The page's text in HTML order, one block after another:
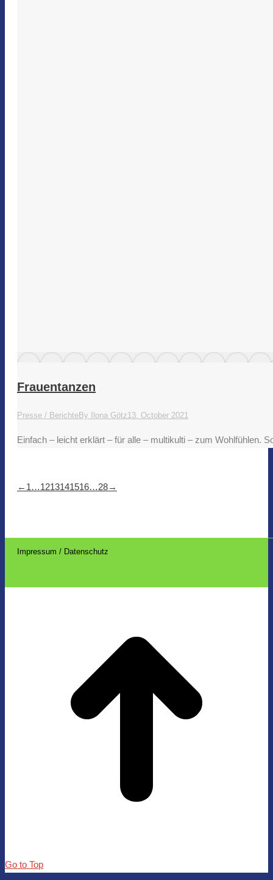
Frauentanzen
Presse / BerichteBy Ilona Götz13. October 2021
Einfach – leicht erklärt – für alle – multikulti – zum Wohlfühlen.
← 1…1213141516…28→
Impressum / Datenschutz
Go to Top